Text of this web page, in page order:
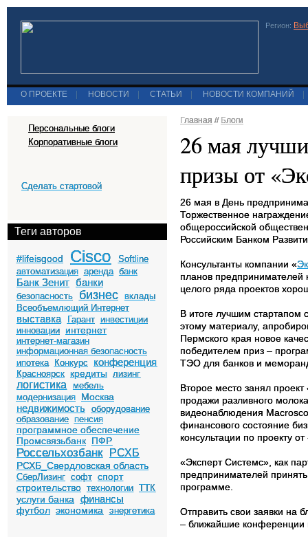
Регион:
О ПРОЕКТЕ НОВОСТИ СТАТЬИ НОВОСТИ КОМПАНИЙ
Персональные блоги
Корпоративные блоги
Сделать стартовой
Теги авторов
#lifeisgood Cisco
Softline
автоматизация аренда банк
Банк Зенит банки
безопасность бизнес
вклады
Всеобъемлющий Интернет
выставка Гарант инвестиции
инновации
интернет
интернет-магазин
информационная безопасность
ипотека
Конкурс конференция
Красноярск кредиты лизинг
логистика
мебель
модернизация
Москва
недвижимость оборудование
образование пенсия
программное обеспечение
Промсвязьбанк ПФР
Россельхозбанк РСХБ
РСХБ_Свердловская область
СберЛизинг софт спорт
строительство технологии ТТК
услуги банка финансы
футбол экономика энергетика
Главная // Блоги
26 мая
призы от
26 мая в День
Торжественное
общероссийской
Российским Банком
Консультанты компании «
планов
целого ряда проектов
В итоге лучшим стартапом
этому материалу,
Пермского края новое
победителем приз –
ТЭО для банков и
Второе место занял
продажи разливного
видеонаблюдения
финансового состояние
консультации по проекту
«Эксперт Системс», как
предпринимателей принять
программе.
Отправить свои заявки на
– ближайшие